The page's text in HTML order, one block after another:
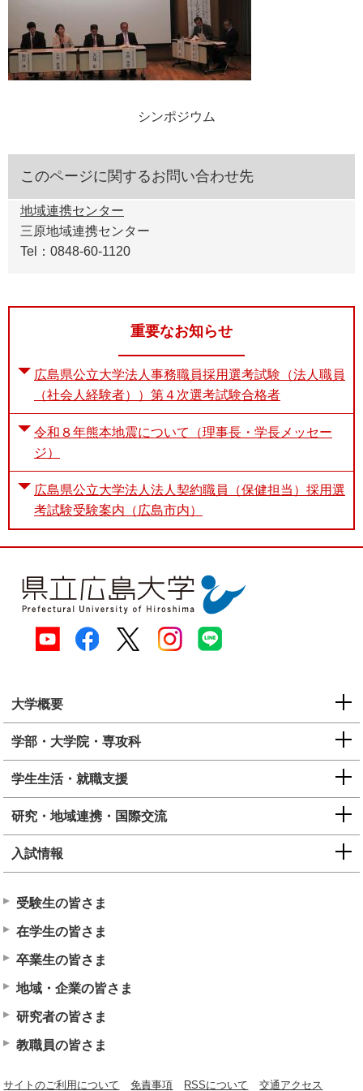
シンポジウム
このページに関するお問い合わせ先
地域連携センター
三原地域連携センター
Tel：0848-60-1120
重要なお知らせ
広島県公立大学法人事務職員採用選考試験（法人職員
（社会人経験者））第４次選考試験合格者
令和８年熊本地震について（理事長・学長メッセー
ジ）
広島県公立大学法人法人契約職員（保健担当）採用選
考試験受験案内（広島市内）
大学概要
学部・大学院・専攻科
学生生活・就職支援
研究・地域連携・国際交流
入試情報
受験生の皆さま
在学生の皆さま
卒業生の皆さま
地域・企業の皆さま
研究者の皆さま
教職員の皆さま
サイトのご利用について 免責事項 RSSについて 交通アクセス